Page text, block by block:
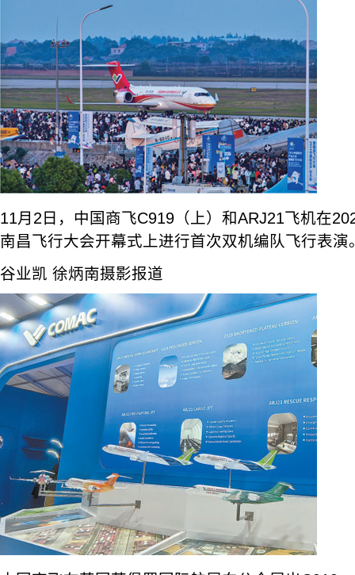
11月2日，中国商飞C919（上）和ARJ21飞机在
南昌飞行大会开幕式上进行首次双机编队飞行表演
谷业凯 徐炳南摄影报道